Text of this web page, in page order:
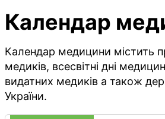
Календар
Календар медицини містить
медиків, всесвітні дні
видатних медиків а також
України.